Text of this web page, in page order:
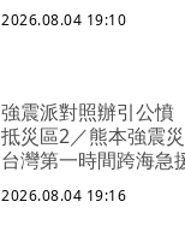
2026.08.04 19:10
強震派對照辦引公
抵災區2／熊本強震
台灣第一時間跨海急
2026.08.04 19:16